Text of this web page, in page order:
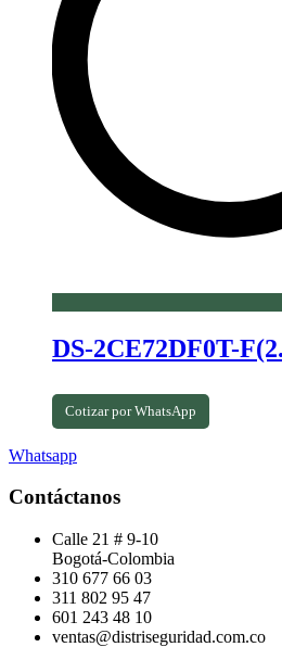
DS-2CE72DF0T-
Cotizar por WhatsApp
Whatsapp
Contáctanos
Calle 21 # 9-10
Bogotá-Colombia
310 677 66 03
311 802 95 47
601 243 48 10
ventas@distriseguridad.com.co